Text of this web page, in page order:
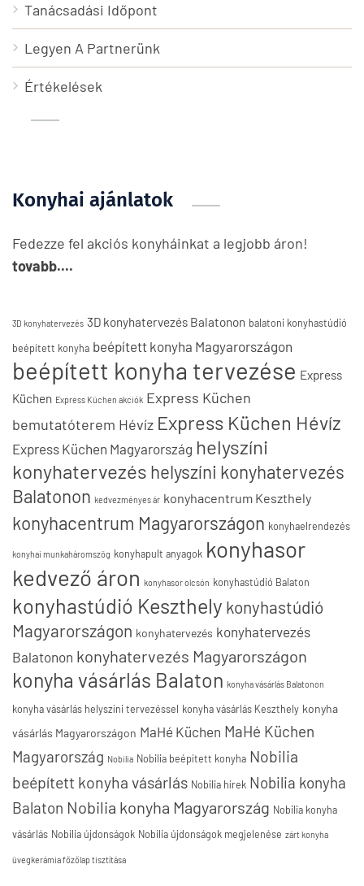
Tanácsadási Időpont
Legyen A Partnerünk
Értékelések
Konyhai ajánlatok
Fedezze fel akciós konyháinkat a legjobb áron!
tovabb....
3D konyhatervezés 3D konyhatervezés Balatonon balatoni konyhastúdió
beépített konyha beépített konyha Magyarországon
beépített konyha tervezése Express
Küchen Express Küchen akciók Express Küchen
bemutatóterem Hévíz Express Küchen Hévíz
Express Küchen Magyarország helyszíni
konyhatervezés helyszíni konyhatervezés
Balatonon kedvezményes ár konyhacentrum Keszthely
konyhacentrum Magyarországon konyhaelrendezés
konyhai munkaháromszög konyhapult anyagok konyhasor
kedvező áron konyhasor olcsón konyhastúdió Balaton
konyhastúdió Keszthely konyhastúdió
Magyarországon konyhatervezés konyhatervezés
Balatonon konyhatervezés Magyarországon
konyha vásárlás Balaton konyha vásárlás Balatonon
konyha vásárlás helyszíni tervezéssel konyha vásárlás Keszthely konyha
vásárlás Magyarországon MaHé Küchen MaHé Küchen
Magyarország Nobilia Nobilia beépített konyha Nobilia
beépített konyha vásárlás Nobilia hírek Nobilia konyha
Balaton Nobilia konyha Magyarország Nobilia konyha
vásárlás Nobilia újdonságok Nobilia újdonságok megjelenése zárt konyha
üvegkerámia főzőlap tisztítása